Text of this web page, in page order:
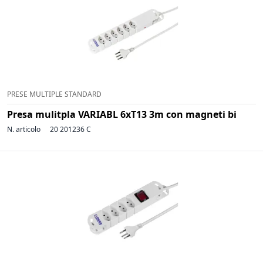
PRESE MULTIPLE STANDARD
Presa mulitpla VARIABL 6xT13 3m con magneti bi
N. articolo 20 201236 C